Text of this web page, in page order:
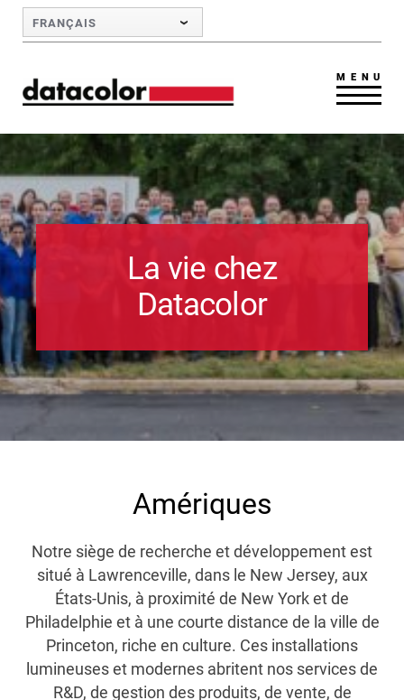
Skip to Main Content
FRANÇAIS
MENU
La vie chez
Datacolor
Amériques
Notre siège de recherche et développement est
situé à Lawrenceville, dans le New Jersey, aux
États-Unis, à proximité de New York et de
Philadelphie et à une courte distance de la ville de
Princeton, riche en culture. Ces installations
lumineuses et modernes abritent nos services de
R&D, de gestion des produits, de vente, de